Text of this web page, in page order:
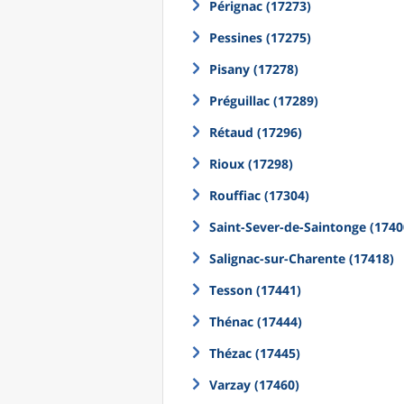
Pérignac (17273)
Pessines (17275)
Pisany (17278)
Préguillac (17289)
Rétaud (17296)
Rioux (17298)
Rouffiac (17304)
Saint-Sever-de-Saintonge
Salignac-sur-Charente (17418)
Tesson (17441)
Thénac (17444)
Thézac (17445)
Varzay (17460)